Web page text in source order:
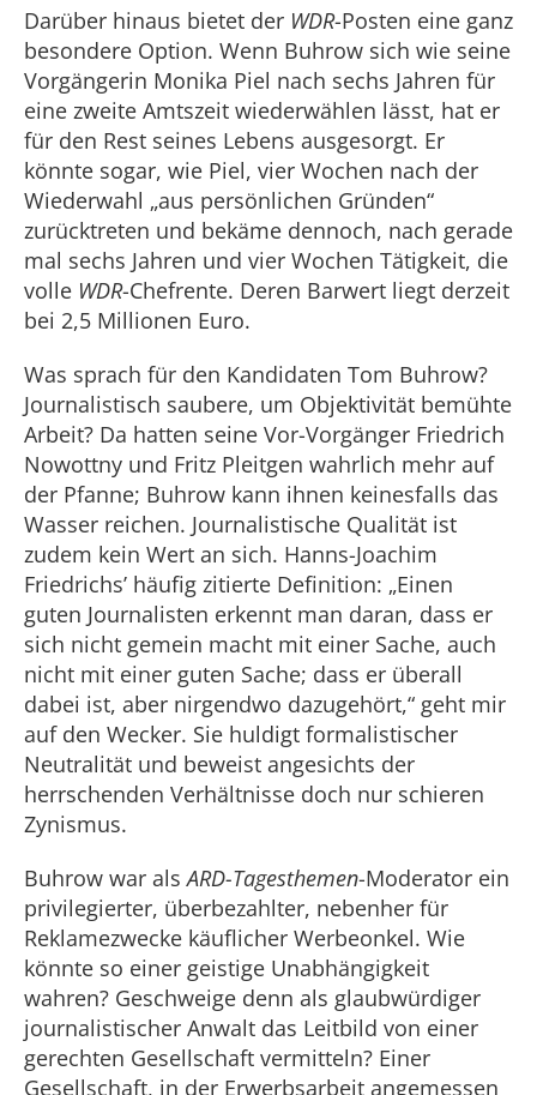
Darüber hinaus bietet der WDR-Posten eine ganz
besondere Option. Wenn Buhrow sich wie seine
Vorgängerin Monika Piel nach sechs Jahren für
eine zweite Amtszeit wiederwählen lässt, hat er
für den Rest seines Lebens ausgesorgt. Er
könnte sogar, wie Piel, vier Wochen nach der
Wiederwahl „aus persönlichen Gründen“
zurücktreten und bekäme dennoch, nach gerade
mal sechs Jahren und vier Wochen Tätigkeit, die
volle WDR-Chefrente. Deren Barwert liegt derzeit
bei 2,5 Millionen Euro.
Was sprach für den Kandidaten Tom Buhrow?
Journalistisch saubere, um Objektivität bemühte
Arbeit? Da hatten seine Vor-Vorgänger Friedrich
Nowottny und Fritz Pleitgen wahrlich mehr auf
der Pfanne; Buhrow kann ihnen keinesfalls das
Wasser reichen. Journalistische Qualität ist
zudem kein Wert an sich. Hanns-Joachim
Friedrichs’ häufig zitierte Definition: „Einen
guten Journalisten erkennt man daran, dass er
sich nicht gemein macht mit einer Sache, auch
nicht mit einer guten Sache; dass er überall
dabei ist, aber nirgendwo dazugehört,“ geht mir
auf den Wecker. Sie huldigt formalistischer
Neutralität und beweist angesichts der
herrschenden Verhältnisse doch nur schieren
Zynismus.
Buhrow war als ARD-Tagesthemen-Moderator ein
privilegierter, überbezahlter, nebenher für
Reklamezwecke käuflicher Werbeonkel. Wie
könnte so einer geistige Unabhängigkeit
wahren? Geschweige denn als glaubwürdiger
journalistischer Anwalt das Leitbild von einer
gerechten Gesellschaft vermitteln? Einer
Gesellschaft, in der Erwerbsarbeit angemessen